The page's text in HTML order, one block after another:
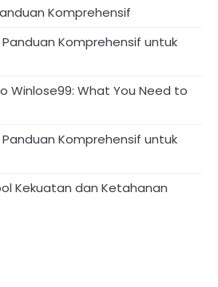
Komprehensif
Komprehensif untuk
Winlose99: What You Need to
Panduan Komprehensif untuk
Kekuatan dan Ketahanan